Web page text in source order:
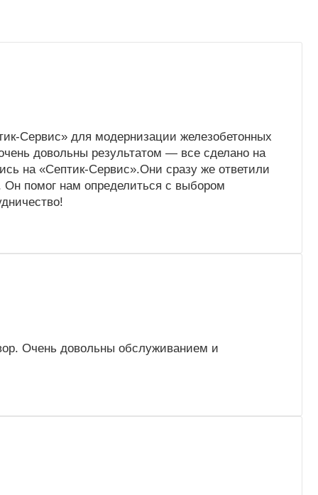
Сервис» для модернизации железобетонных
довольны результатом — все сделано на
на «Септик-Сервис».Они сразу же ответили
помог нам определиться с выбором
Очень довольны обслуживанием и